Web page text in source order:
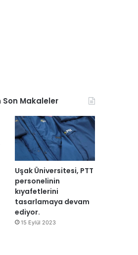
Son Makaleler
Uşak Üniversitesi, PTT
personelinin
kıyafetlerini
tasarlamaya devam
ediyor.
15 Eylül 2023